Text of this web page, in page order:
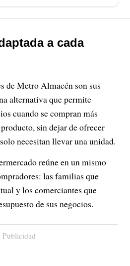
a cada
de Metro Almacén son sus
alternativa que permite
cuando se compran más
sin dejar de ofrecer
necesitan llevar una unidad.
reúne en un mismo
las familias que
y los comerciantes que
de sus negocios.
Publicidad